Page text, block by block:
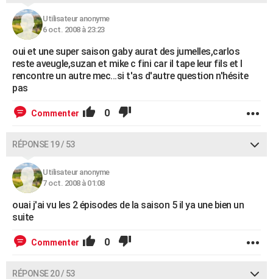
Utilisateur anonyme
6 oct. 2008 à 23:23
oui et une super saison gaby aurat des jumelles,carlos
reste aveugle,suzan et mike c fini car il tape leur fils et l
rencontre un autre mec...si t'as d'autre question n'hésite
pas
Commenter 0
RÉPONSE 19 / 53
Utilisateur anonyme
7 oct. 2008 à 01:08
ouai j'ai vu les 2 épisodes de la saison 5 il ya une bien un
suite
Commenter 0
RÉPONSE 20 / 53